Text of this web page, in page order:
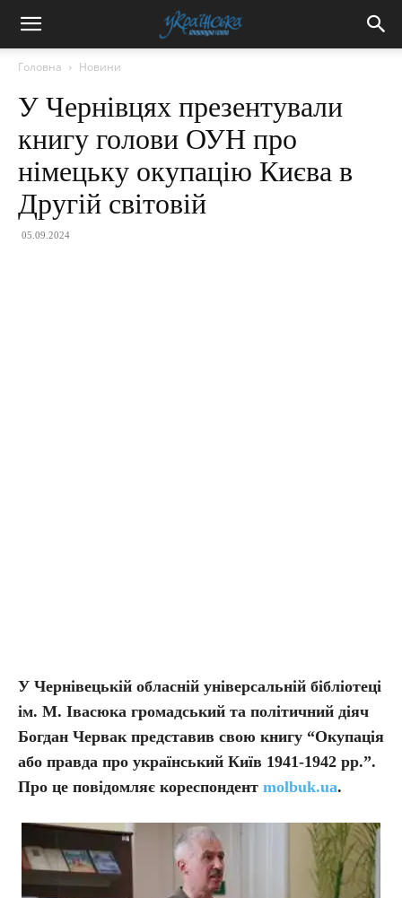
Головна Новини
У Чернівцях презентували
книгу голови ОУН про
німецьку окупацію Києва в
Другій світовій
05.09.2024
У Чернівецькій обласній універсальній бібліотеці
ім. М. Івасюка громадський та політичний діяч
Богдан Червак представив свою книгу “Окупація
або правда про український Київ 1941-1942 рр.”.
Про це повідомляє кореспондент molbuk.ua.